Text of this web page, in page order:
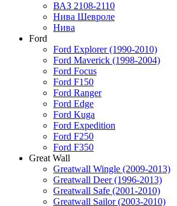
ВАЗ 2108-2110
Нива Шевроле
Нива
Ford
Ford Explorer (1990-2010)
Ford Maverick (1998-2004)
Ford Focus
Ford F150
Ford Ranger
Ford Edge
Ford Kuga
Ford Expedition
Ford F250
Ford F350
Great Wall
Greatwall Wingle (2009-2013)
Greatwall Deer (1996-2013)
Greatwall Safe (2001-2010)
Greatwall Sailor (2003-2010)